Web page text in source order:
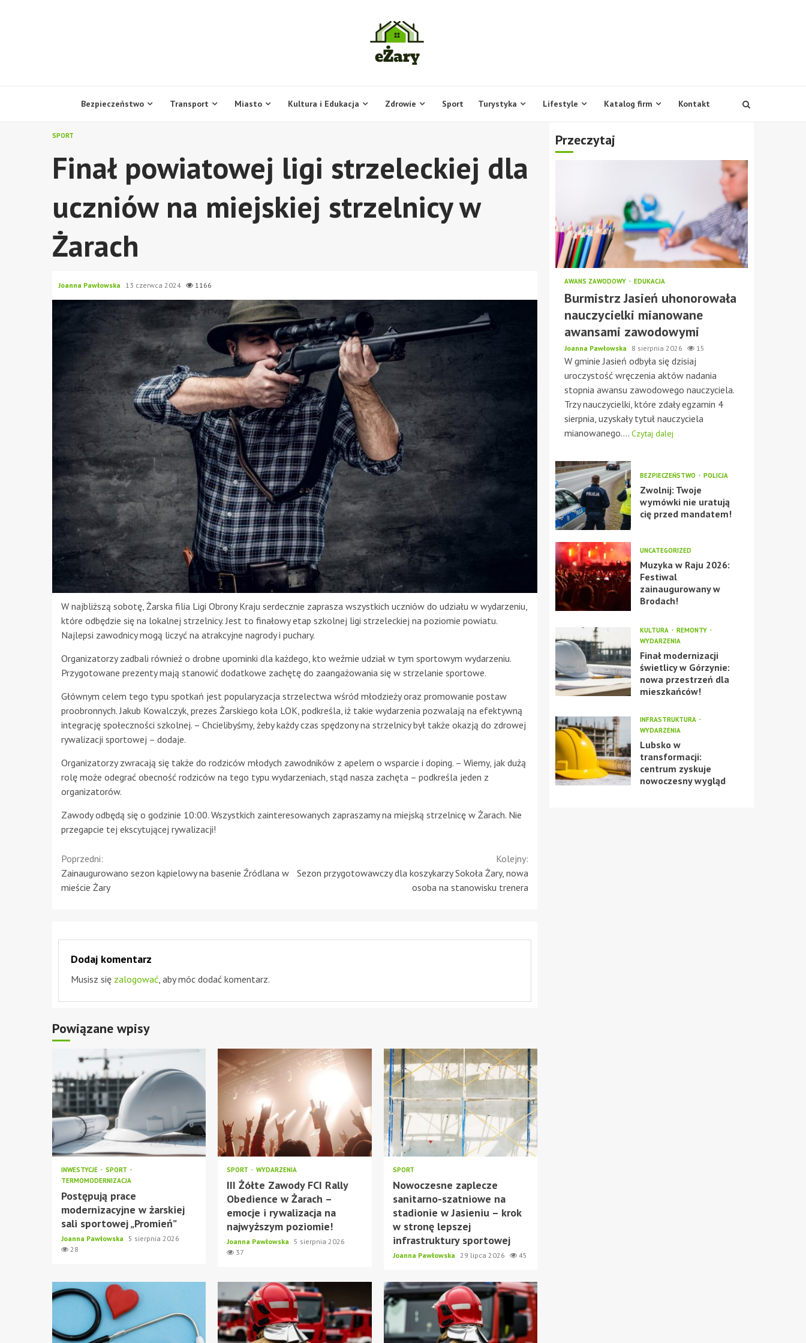
Bezpieczeństwo Transport Miasto Kultura i Edukacja Zdrowie Sport Turystyka Lifestyle Katalog firm Kontakt
SPORT
Finał powiatowej ligi strzeleckiej dla
uczniów na miejskiej strzelnicy w
Żarach
Joanna Pawłowska 13 czerwca 2024 1166
W najbliższą sobotę, Żarska filia Ligi Obrony Kraju serdecznie zaprasza wszystkich uczniów do udziału w wydarzeniu,
które odbędzie się na lokalnej strzelnicy. Jest to finałowy etap szkolnej ligi strzeleckiej na poziomie powiatu.
Najlepsi zawodnicy mogą liczyć na atrakcyjne nagrody i puchary.
Organizatorzy zadbali również o drobne upominki dla każdego, kto weźmie udział w tym sportowym wydarzeniu.
Przygotowane prezenty mają stanowić dodatkowe zachętę do zaangażowania się w strzelanie sportowe.
Głównym celem tego typu spotkań jest popularyzacja strzelectwa wśród młodzieży oraz promowanie postaw
proobronnych. Jakub Kowalczyk, prezes Żarskiego koła LOK, podkreśla, iż takie wydarzenia pozwalają na efektywną
integrację społeczności szkolnej. – Chcielibyśmy, żeby każdy czas spędzony na strzelnicy był także okazją do zdrowej
rywalizacji sportowej – dodaje.
Organizatorzy zwracają się także do rodziców młodych zawodników z apelem o wsparcie i doping. – Wiemy, jak dużą
rolę może odegrać obecność rodziców na tego typu wydarzeniach, stąd nasza zachęta – podkreśla jeden z
organizatorów.
Zawody odbędą się o godzinie 10:00. Wszystkich zainteresowanych zapraszamy na miejską strzelnicę w Żarach. Nie
przegapcie tej ekscytującej rywalizacji!
Continue
Reading
Poprzedni:
Zainaugurowano sezon kąpielowy na basenie Źródlana w
mieście Żary
Kolejny:
Sezon przygotowawczy dla koszykarzy Sokoła Żary, nowa
osoba na stanowisku trenera
Dodaj komentarz
Musisz się zalogować, aby móc dodać komentarz.
Powiązane wpisy
INWESTYCJE
SPORT
TERMOMODERNIZACJA
Postępują prace
modernizacyjne w żarskiej
sali sportowej „Promień”
Joanna Pawłowska 5 sierpnia 2026
28
SPORT WYDARZENIA
III Żółte Zawody FCI Rally
Obedience w Żarach –
emocje i rywalizacja na
najwyższym poziomie!
Joanna Pawłowska
5 sierpnia 2026
37
SPORT
Nowoczesne zaplecze
sanitarno-szatniowe na
stadionie w Jasieniu – krok
w stronę lepszej
infrastruktury sportowej
Joanna Pawłowska 29 lipca 2026 45
Przeczytaj
AWANS ZAWODOWY EDUKACJA
Burmistrz Jasień uhonorowała
nauczycielki mianowane
awansami zawodowymi
Joanna Pawłowska 8 sierpnia 2026 15
W gminie Jasień odbyła się dzisiaj
uroczystość wręczenia aktów nadania
stopnia awansu zawodowego nauczyciela.
Trzy nauczycielki, które zdały egzamin 4
sierpnia, uzyskały tytuł nauczyciela
mianowanego.... Czytaj dalej
BEZPIECZEŃSTWO POLICJA
Zwolnij: Twoje
wymówki nie uratują
cię przed mandatem!
UNCATEGORIZED
Muzyka w Raju 2026:
Festiwal
zainaugurowany w
Brodach!
KULTURA
REMONTY
WYDARZENIA
Finał modernizacji
świetlicy w Górzynie:
nowa przestrzeń dla
mieszkańców!
INFRASTRUKTURA
WYDARZENIA
Lubsko w
transformacji:
centrum zyskuje
nowoczesny wygląd